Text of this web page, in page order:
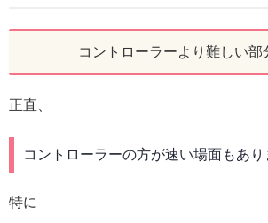
コントローラーより難しい部
正直、
コントローラーの方が速い場面もあり
特に